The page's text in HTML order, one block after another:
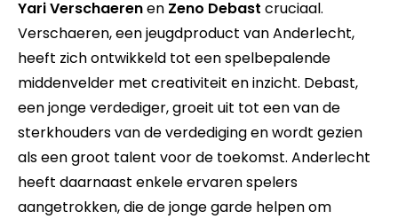
Yari Verschaerenen Zeno Debast cruciaal.
Verschaeren, een jeugdproduct van Anderlecht,
heeft zich ontwikkeld tot een spelbepalende
middenvelder met creativiteit en inzicht. Debast,
een jonge verdediger, groeit uit tot een van de
sterkhouders van de verdediging en wordt gezien
als een groot talent voor de toekomst. Anderlecht
heeft daarnaast enkele ervaren spelers
aangetrokken, die de jonge garde helpen om